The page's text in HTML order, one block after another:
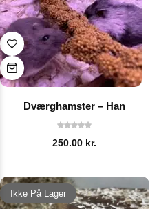
Dværghamster – Han
250.00 kr.
Ikke På Lager